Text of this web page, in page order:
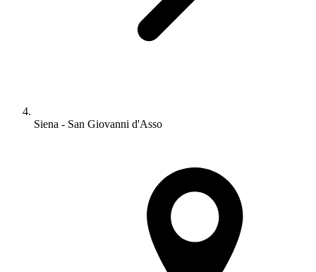
Siena - San Giovanni d'Asso